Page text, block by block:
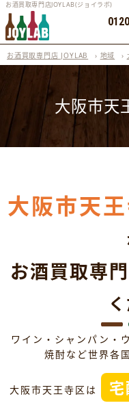
お酒買取専門店JOYLAB(ジョイラボ)
お酒買取専門店 JOYLAB › 地域 ›
大阪市天
大阪市天
お酒買取専
ワイン・シャンパン・
焼酎など世界各
大阪市天王寺区は